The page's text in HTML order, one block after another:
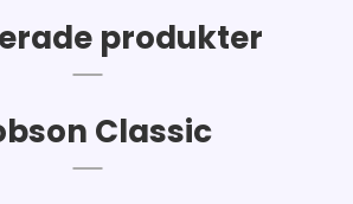
produkter
Classic